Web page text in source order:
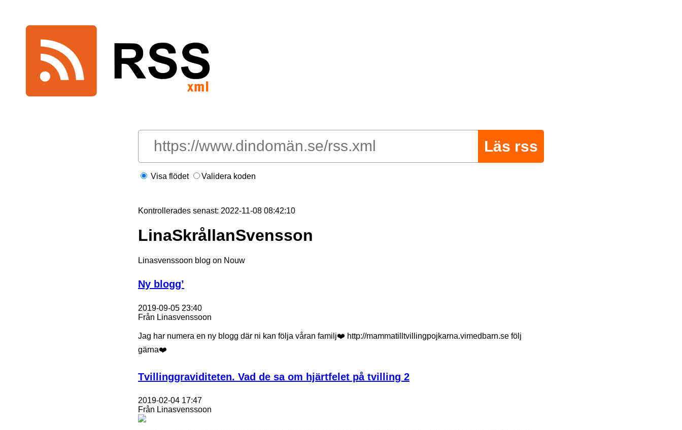
Visa flödet Validera koden
Kontrollerades senast: 2022-11-08 08:42:10
LinaSkrållanSvensson
Linasvenssoon blog on Nouw
Ny blogg’
2019-09-05 23:40
Från Linasvenssoon
Jag har numera en ny blogg där ni kan följa våran familj❤️ http://mammatilltvillingpojkarna.vimedbarn.se följ
gärna❤️
Tvillinggraviditeten. Vad de sa om hjärtfelet på tvilling 2
2019-02-04 17:47
Från Linasvenssoon